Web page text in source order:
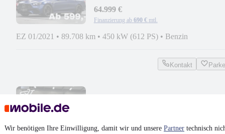
Wir benötigen Ihre Einwilligung, damit wir und unsere Partner technisch
64.999 €
Finanzierung ab 690 € mtl.
EZ 01/2021 • 89.708 km • 450 kW (612 PS) • Benzin
Kontakt
Finanzierung ab 880 € mtl.